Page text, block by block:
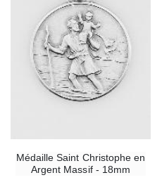
Médaille Saint Christophe en
Argent Massif - 18mm
€6.00
€15.00 €13.50